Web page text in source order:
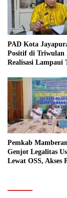
PAD Kota
Positif di Triwulan
Realisasi Lampaui
Pemkab
Genjot Legalitas
Lewat OSS, Akses